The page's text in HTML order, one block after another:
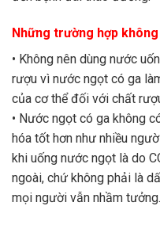
Những trường hợp
• Không nên dùng nước
rượu vì nước ngọt có ga
của cơ thể đối với chất
• Nước ngọt có ga không
hóa tốt hơn như nhiều
khi uống nước ngọt là do
ngoài, chứ không phải là
mọi người vẫn nhầm tưởng.